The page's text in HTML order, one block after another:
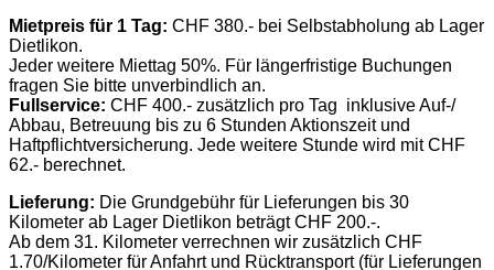
Mietpreis für 1 Tag: CHF 380.- bei Selbstabholung ab Lager
Dietlikon.
Jeder weitere Miettag 50%. Für längerfristige Buchungen
fragen Sie bitte unverbindlich an.
Fullservice: CHF 400.- zusätzlich pro Tag inklusive Auf-/
Abbau, Betreuung bis zu 6 Stunden Aktionszeit und
Haftpflichtversicherung. Jede weitere Stunde wird mit CHF
62.- berechnet.
Lieferung: Die Grundgebühr für Lieferungen bis 30
Kilometer ab Lager Dietlikon beträgt CHF 200.-.
Ab dem 31. Kilometer verrechnen wir zusätzlich CHF
1.70/Kilometer für Anfahrt und Rücktransport (für Lieferungen